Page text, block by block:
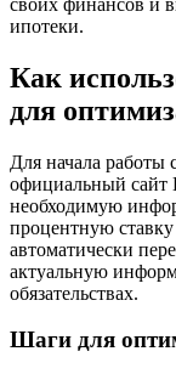
ипотеки.
Как
для
Для начала работы
официальный сайт
необходимую
процентную
автоматически
актуальную
обязательствах.
Шаги для